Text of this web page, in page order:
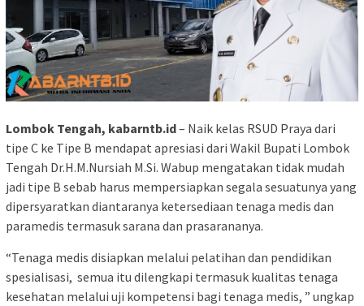
Lombok Tengah, kabarntb.id– Naik kelas RSUD Praya dari
tipe C ke Tipe B mendapat apresiasi dari Wakil Bupati Lombok
Tengah Dr.H.M.Nursiah M.Si. Wabup mengatakan tidak mudah
jadi tipe B sebab harus mempersiapkan segala sesuatunya yang
dipersyaratkan diantaranya ketersediaan tenaga medis dan
paramedis termasuk sarana dan prasarananya.
“Tenaga medis disiapkan melalui pelatihan dan pendidikan
spesialisasi, semua itu dilengkapi termasuk kualitas tenaga
kesehatan melalui uji kompetensi bagi tenaga medis, ” ungkap